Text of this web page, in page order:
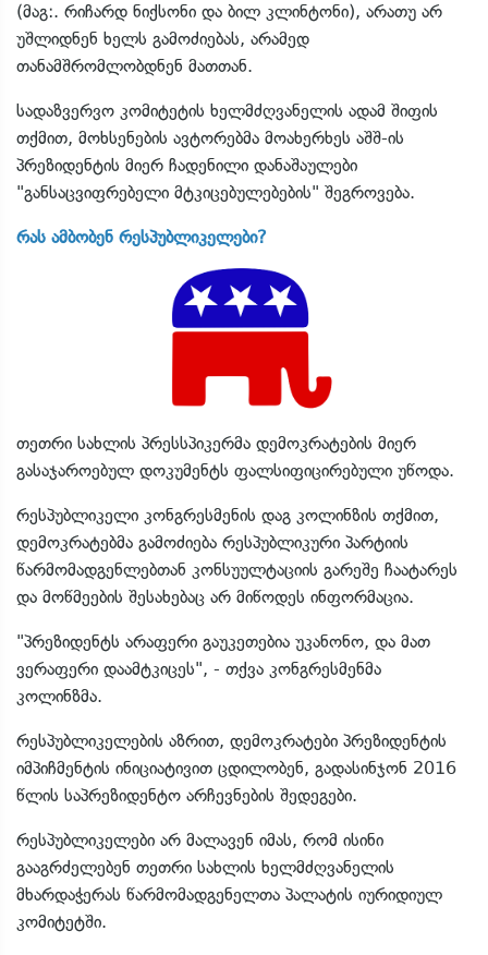
(მაგ:. რიჩარდ ნიქსონი და ბილ კლინტონი), არათუ არ
უშლიდნენ ხელს გამოძიებას, არამედ
თანამშრომლობდნენ მათთან.
სადაზვერვო კომიტეტის ხელმძღვანელის ადამ შიფის
თქმით, მოხსენების ავტორებმა მოახერხეს აშშ-ის
პრეზიდენტის მიერ ჩადენილი დანაშაულები
"განსაცვიფრებელი მტკიცებულებების" შეგროვება.
რას ამბობენ რესპუბლიკელები?
თეთრი სახლის პრესსპიკერმა დემოკრატების მიერ
გასაჯაროებულ დოკუმენტს ფალსიფიცირებული უწოდა.
რესპუბლიკელი კონგრესმენის დაგ კოლინზის თქმით,
დემოკრატებმა გამოძიება რესპუბლიკური პარტიის
წარმომადგენლებთან კონსუულტაციის გარეშე ჩაატარეს
და მოწმეების შესახებაც არ მიწოდეს ინფორმაცია.
"პრეზიდენტს არაფერი გაუკეთებია უკანონო, და მათ
ვერაფერი დაამტკიცეს", - თქვა კონგრესმენმა
კოლინზმა.
რესპუბლიკელების აზრით, დემოკრატები პრეზიდენტის
იმპიჩმენტის ინიციატივით ცდილობენ, გადასინჯონ 2016
წლის საპრეზიდენტო არჩევნების შედეგები.
რესპუბლიკელები არ მალავენ იმას, რომ ისინი
გააგრძელებენ თეთრი სახლის ხელმძღვანელის
მხარდაჭერას წარმომადგენელთა პალატის იურიდიულ
კომიტეტში.